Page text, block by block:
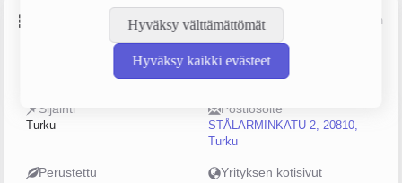
Hyväksy välttämättömät
Hyväksy kaikki evästeet
Lähde: YTJ, PRH, Traficom
Henkilöstömäärä
50–99
Sijainti
Turku
Postiosoite
STÅLARMINKATU 2, 20810,
Turku
Perustettu Yrityksen kotisivut